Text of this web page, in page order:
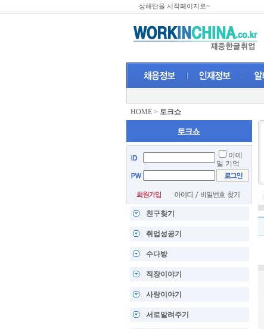
상해탄을 시작페이지로~
HOME > 토크쇼
이메
일 기억
친구찾기
취업성공기
수다방
직장이야기
사랑이야기
서로알려주기